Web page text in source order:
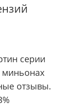
серии
миньонах
отзывы.